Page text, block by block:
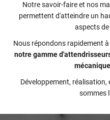
Notre savoir-faire et nos
permettent d'atteindre un
aspects
Nous répondons rapidement
notre gamme
Développement,
sommes